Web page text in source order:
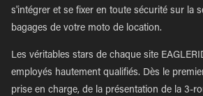
s'intégrer et se fixer en toute sécurité sur la
bagages de votre moto de location.
Les véritables stars de chaque site
employés hautement qualifiés. Dès le
prise en charge, de la présentation de la 3-